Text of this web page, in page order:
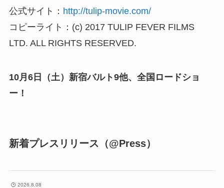
公式サイト： http://tulip-movie.com/
コピーライト：(c) 2017 TULIP FEVER FILMS
LTD. ALL RIGHTS RESERVED.
10月6日（土）新宿バルト9他、全国ロードショ
ー！
新着プレスリリース（@Press）
2026.8.08